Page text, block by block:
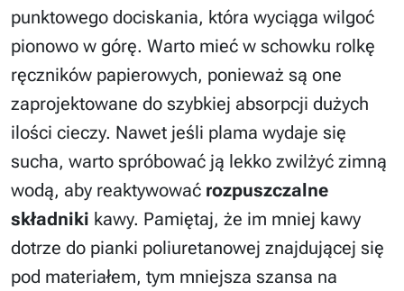
punktowego dociskania, która wyciąga wilgoć
pionowo w górę. Warto mieć w schowku rolkę
ręczników papierowych, ponieważ są one
zaprojektowane do szybkiej absorpcji dużych
ilości cieczy. Nawet jeśli plama wydaje się
sucha, warto spróbować ją lekko zwilżyć zimną
wodą, aby reaktywować rozpuszczalne
składniki kawy. Pamiętaj, że im mniej kawy
dotrze do pianki poliuretanowej znajdującej się
pod materiałem, tym mniejsza szansa na